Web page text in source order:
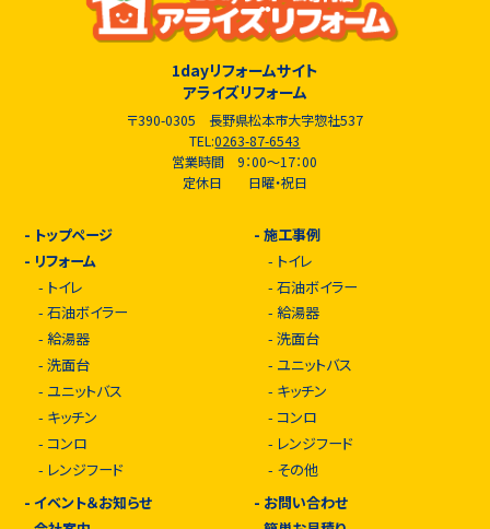
1dayリフォームサイト
アライズリフォーム
〒390-0305 長野県松本市大字惣社537
TEL:0263-87-6543
営業時間 9：00～17：00
定休日 日曜・祝日
- トップページ
- リフォーム
- トイレ
- 石油ボイラー
- 給湯器
- 洗面台
- ユニットバス
- キッチン
- コンロ
- レンジフード
-施工事例
- トイレ
-石油ボイラー
-給湯器
-洗面台
- ユニットバス
- キッチン
- コンロ
- レンジフード
- その他
- イベント＆お知らせ
- お問い合わせ